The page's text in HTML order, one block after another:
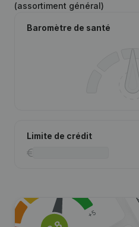
(assortiment général)
Baromètre de santé
Limite de crédit